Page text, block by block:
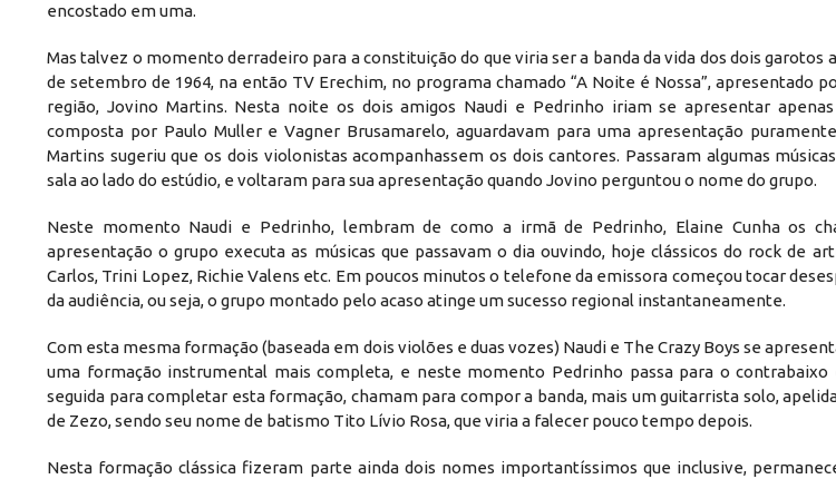
encostado em uma.
Mas talvez o momento derradeiro para a constituição do que viria ser a banda da vida dos dois
de setembro de 1964, na então TV Erechim, no programa chamado “A Noite é Nossa”, apresentado
região, Jovino Martins. Nesta noite os dois amigos Naudi e Pedrinho iriam se apresentar
composta por Paulo Muller e Vagner Brusamarelo, aguardavam para uma apresentação
Martins sugeriu que os dois violonistas acompanhassem os dois cantores. Passaram algumas
sala ao lado do estúdio, e voltaram para sua apresentação quando Jovino perguntou o nome do grupo.
Neste momento Naudi e Pedrinho, lembram de como a irmã de Pedrinho, Elaine Cunha os
apresentação o grupo executa as músicas que passavam o dia ouvindo, hoje clássicos do rock de
Carlos, Trini Lopez, Richie Valens etc. Em poucos minutos o telefone da emissora começou tocar
da audiência, ou seja, o grupo montado pelo acaso atinge um sucesso regional instantaneamente.
Com esta mesma formação (baseada em dois violões e duas vozes) Naudi e The Crazy Boys se
uma formação instrumental mais completa, e neste momento Pedrinho passa para o contrabaixo
seguida para completar esta formação, chamam para compor a banda, mais um guitarrista solo,
de Zezo, sendo seu nome de batismo Tito Lívio Rosa, que viria a falecer pouco tempo depois.
Nesta formação clássica fizeram parte ainda dois nomes importantíssimos que inclusive,